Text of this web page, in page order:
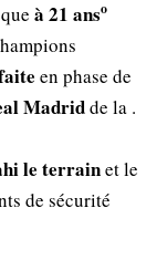
à 21 ansο
en phase de
Madridde la .
le terrainet le
de sécurité